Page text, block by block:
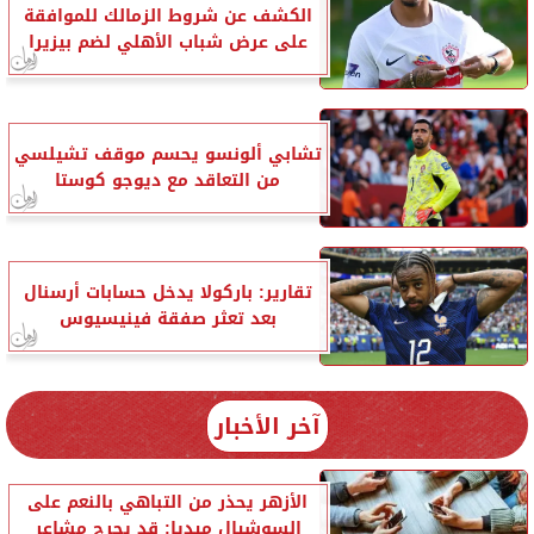
الكشف عن شروط الزمالك للموافقة
على عرض شباب الأهلي لضم بيزيرا
تشابي ألونسو يحسم موقف تشيلسي
من التعاقد مع ديوجو كوستا
تقارير: باركولا يدخل حسابات أرسنال
بعد تعثر صفقة فينيسيوس
آخر الأخبار
الأزهر يحذر من التباهي بالنعم على